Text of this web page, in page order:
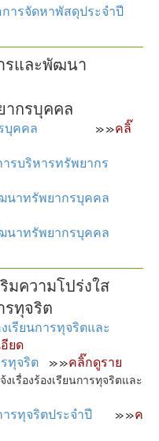
ารจัดหาพัสดุประจำปี
รและพัฒนา
กรบุคคล
บุคคล
คลิ๊
รบริหารทรัพยากร
นาทรัพยากรบุคคล
นาทรัพยากรบุคคล
มความโปร่งใส
รทุจริต
เรียนการทุจริตและ
ยด
ทุจริต
คลิ๊กดูราย
เรื่องร้องเรียนการทุจริตและ
ารทุจริตประจำปี
ค